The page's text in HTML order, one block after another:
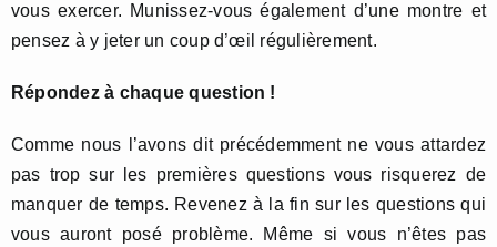
vous exercer. Munissez-vous également d’une montre et
pensez à y jeter un coup d’œil régulièrement.
Répondez à chaque question !
Comme nous l’avons dit précédemment ne vous attardez
pas trop sur les premières questions vous risquerez de
manquer de temps. Revenez à la fin sur les questions qui
vous auront posé problème. Même si vous n’êtes pas